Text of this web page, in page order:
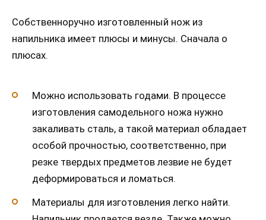
Собственноручно изготовленный нож из
напильника имеет плюсы и минусы. Сначала о
плюсах.
Можно использовать годами. В процессе
изготовления самодельного ножа нужно
закаливать сталь, а такой материал обладает
особой прочностью, соответственно, при
резке твердых предметов лезвие не будет
деформироваться и ломаться.
Материалы для изготовления легко найти.